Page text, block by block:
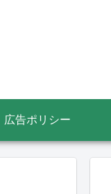
広告ポリシー